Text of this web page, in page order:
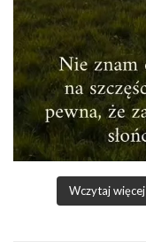
Wczytaj więcej